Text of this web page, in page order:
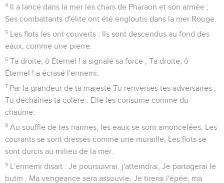
4 Il a lancé dans la mer les chars de Pharaon et son armée ;
Ses combattants d'élite ont été engloutis dans la mer Rouge.
5 Les flots les ont couverts : Ils sont descendus au fond des
eaux, comme une pierre.
6 Ta droite, ô Éternel ! a signalé sa force ; Ta droite, ô
Éternel ! a écrasé l'ennemi.
7 Par la grandeur de ta majesté Tu renverses tes adversaires ;
Tu déchaînes ta colère : Elle les consume comme du
chaume.
8 Au souffle de tes narines, les eaux se sont amoncelées, Les
courants se sont dressés comme une muraille, Les flots se
sont durcis au milieu de la mer.
9 L'ennemi disait : Je poursuivrai, j'atteindrai, Je partagerai le
butin ; Ma vengeance sera assouvie, Je tirerai l'épée, ma